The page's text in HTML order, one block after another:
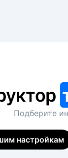
Подберите
настройкам